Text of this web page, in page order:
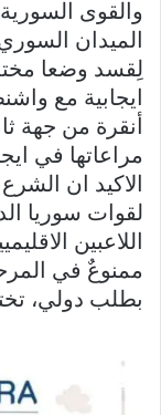
والقوى
الميدان
لِقسد وضعا
ايجابية مع
أنقرة من جهة
مراعاتها في
الاكيد ان
لقوات سوريا
اللاعبين
ممنوعٌ في
بطلب دولي،